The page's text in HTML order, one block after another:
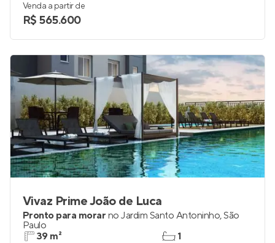
Venda a partir de
R$ 565.600
Vivaz Prime João de Luca
Pronto para morar no Jardim Santo Antoninho,São
Paulo
39 m²
1